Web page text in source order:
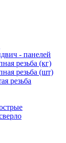
- панелей
резьба (кг)
резьба (шт)
резьба